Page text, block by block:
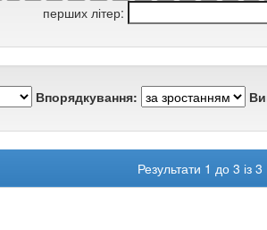
перших літер:
Впорядкування:
Результати 1 до 3 із 3